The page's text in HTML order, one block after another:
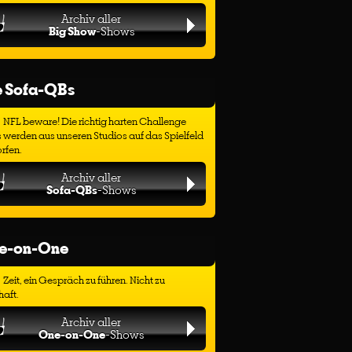
Archiv aller
Big Show-Shows
Sofa-QBs
NFL beware! Die richtig harten Challenge
werden aus unseren Studios auf das Spielfeld
Archiv aller
Sofa-QBs-Shows
on-One
Zeit, ein Gespräch zu führen. Nicht zu
Archiv aller
One-on-One-Shows